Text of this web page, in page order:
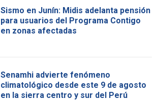
Sismo en Junín: Midis adelanta pensión
para usuarios del Programa Contigo
en zonas afectadas
Senamhi advierte fenómeno
climatológico desde este 9 de agosto
en la sierra centro y sur del Perú